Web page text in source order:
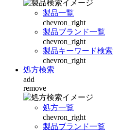
製品一覧
chevron_right
製品ブランド一覧
chevron_right
製品キーワード検索
chevron_right
処方検索
add
remove
処方一覧
chevron_right
製品ブランド一覧